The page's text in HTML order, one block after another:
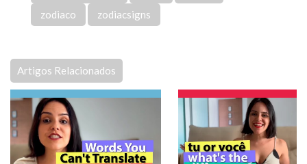
zodiaco
zodiacsigns
Artigos Relacionados